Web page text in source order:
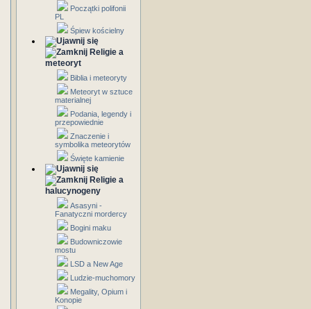
Początki polifonii
PL
Śpiew kościelny
Religie a
meteoryt
Biblia i meteoryty
Meteoryt w sztuce
materialnej
Podania, legendy i
przepowiednie
Znaczenie i
symbolika meteorytów
Święte kamienie
Religie a
halucynogeny
Asasyni -
Fanatyczni mordercy
Bogini maku
Budowniczowie
mostu
LSD a New Age
Ludzie-muchomory
Megality, Opium i
Konopie